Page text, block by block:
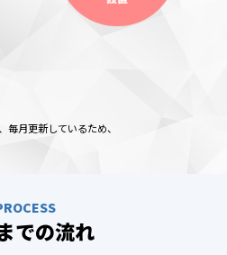
月更新しているため、
での流れ